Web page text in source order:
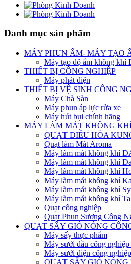
Danh mục sản phẩm
MÁY PHUN ẨM- MÁY TẠO
Máy tạo độ ẩm không khí
THIẾT BỊ CÔNG NGHIỆP
Máy phát điện
THIẾT BỊ VỆ SINH CÔNG
Máy Chà Sàn
Máy phun áp lực rửa xe
Máy hút bụi chính hãng
MÁY LÀM MÁT KHÔNG
QUẠT ĐIỀU HÒA
Quạt làm Mát Aroma
Máy làm mát không khí
Máy làm mát không khí
Máy làm mát không khí
Máy làm mát không khí
Máy làm mát không khí
Máy làm mát không khí
Quạt công nghiệp
Quạt Phun Sương Công
QUẠT SẤY GIÓ NÓNG
Máy sấy thực phẩm
Máy sưởi dầu công nghiệp
Máy sưởi điện công nghiệp